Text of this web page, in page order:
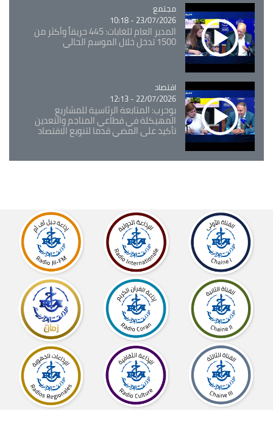
Catégorie
مجتمع
23/07/2026 - 10:18
المدير العام للغابات: 445 حريقاً وأكثر من
1500 تدخل خلال الموسم الحالي
Catégorie
اقتصاد
22/07/2026 - 12:13
بوحرب: المتابعة الرئاسية للمشاريع
المهيكلة في قطاعي المناجم والتعدين
تأكيد على المضي قدما لتنويع الاقتصاد